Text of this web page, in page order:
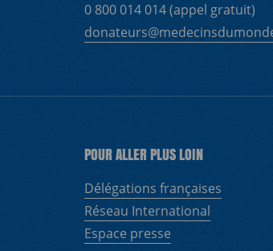
0 800 014 014 (appel gratuit)
POUR ALLER PLUS LOIN
Délégations françaises
Réseau International
Espace presse